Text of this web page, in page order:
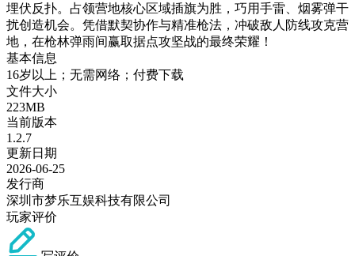
埋伏反扑。占领营地核心区域插旗为胜，巧用手雷、烟雾弹干
扰创造机会。凭借默契协作与精准枪法，冲破敌人防线攻克营
地，在枪林弹雨间赢取据点攻坚战的最终荣耀！
基本信息
16岁以上；无需网络；付费下载
文件大小
223MB
当前版本
1.2.7
更新日期
2026-06-25
发行商
深圳市梦乐互娱科技有限公司
玩家评价